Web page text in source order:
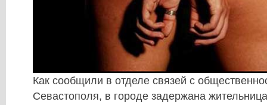
Как сообщили в отделе связей с
Севастополя, в городе задержана